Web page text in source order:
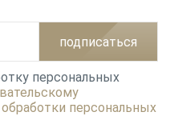
подписаться
персональных
обработки персональных